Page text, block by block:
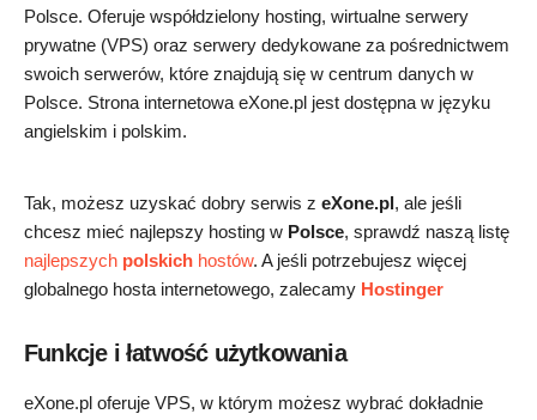
Polsce. Oferuje współdzielony hosting, wirtualne serwery
prywatne (VPS) oraz serwery dedykowane za pośrednictwem
swoich serwerów, które znajdują się w centrum danych w
Polsce. Strona internetowa eXone.pl jest dostępna w języku
angielskim i polskim.
Tak, możesz uzyskać dobry serwis z eXone.pl, ale jeśli
chcesz mieć najlepszy hosting w Polsce, sprawdź naszą listę
najlepszych polskich hostów. A jeśli potrzebujesz więcej
globalnego hosta internetowego, zalecamy Hostinger
Funkcje i łatwość użytkowania
eXone.pl oferuje VPS, w którym możesz wybrać dokładnie